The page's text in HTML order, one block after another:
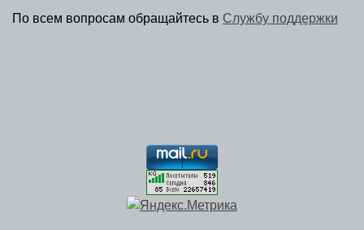
По всем вопросам обращайтесь в Службу поддержки